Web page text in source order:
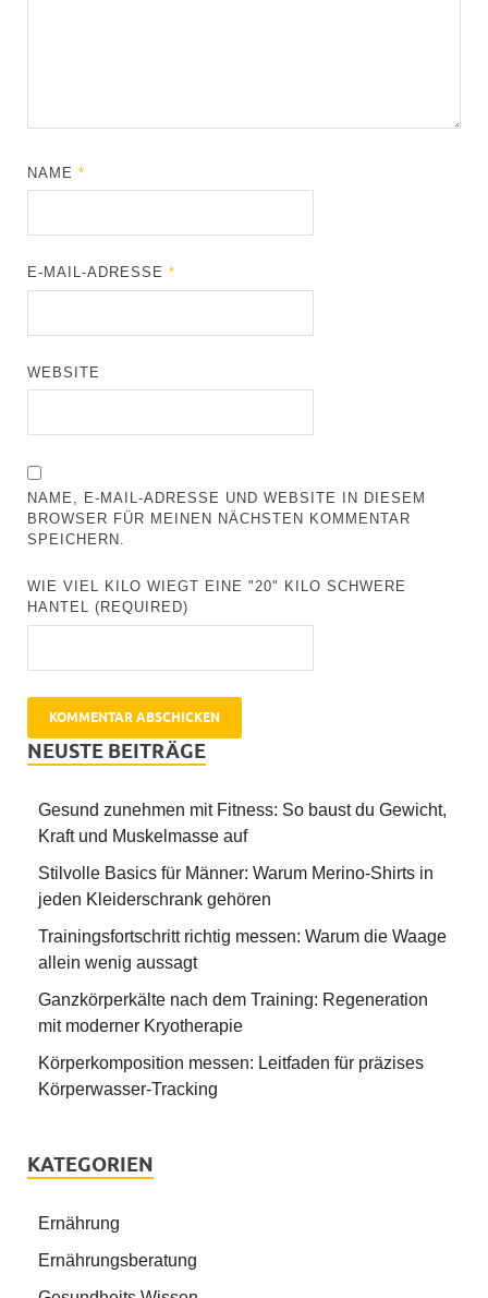
NAME*
E-MAIL-ADRESSE*
WEBSITE
NAME, E-MAIL-ADRESSE UND WEBSITE IN DIESEM
BROWSER FÜR MEINEN NÄCHSTEN KOMMENTAR
SPEICHERN.
WIE VIEL KILO WIEGT EINE "20" KILO SCHWERE
HANTEL (REQUIRED)
NEUSTE BEITRÄGE
Gesund zunehmen mit Fitness: So baust du Gewicht,
Kraft und Muskelmasse auf
Stilvolle Basics für Männer: Warum Merino-Shirts in
jeden Kleiderschrank gehören
Trainingsfortschritt richtig messen: Warum die Waage
allein wenig aussagt
Ganzkörperkälte nach dem Training: Regeneration
mit moderner Kryotherapie
Körperkomposition messen: Leitfaden für präzises
Körperwasser-Tracking
KATEGORIEN
Ernährung
Ernährungsberatung